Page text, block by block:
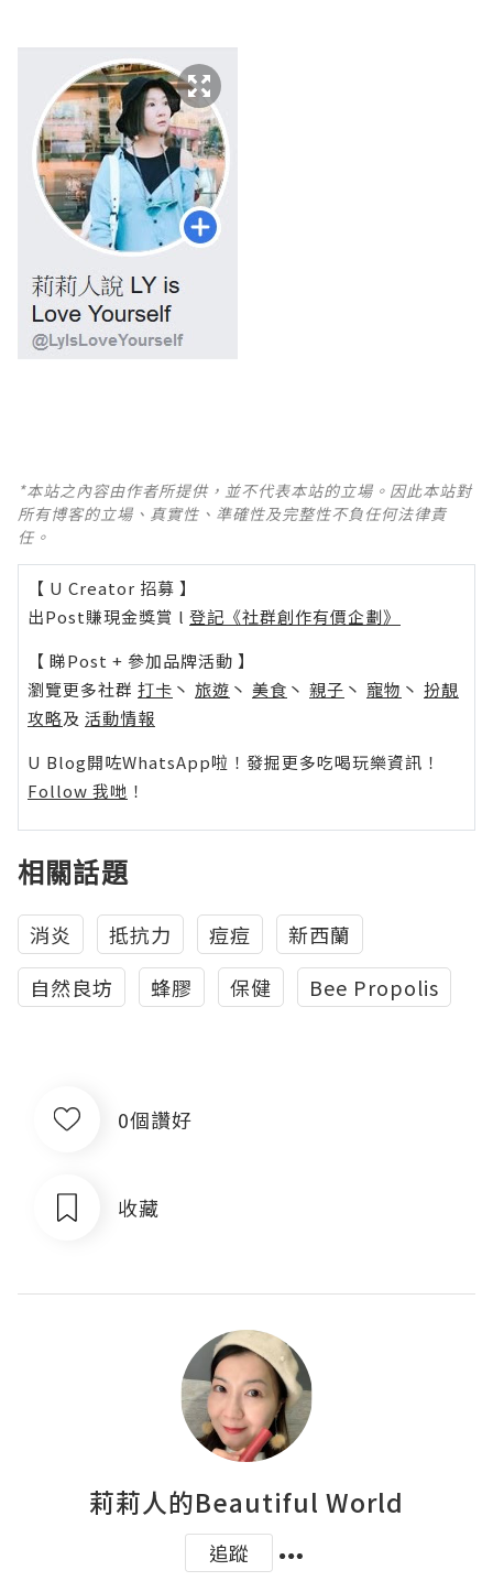
*本站之內容由作者所提供，並不代表本站的立場。因此本站對
所有博客的立場、真實性、準確性及完整性不負任何法律責
任。
【 U Creator 招募 】
出Post賺現金獎賞 l 登記《社群創作有價企劃》
【 睇Post + 參加品牌活動 】
瀏覽更多社群 打卡 丶 旅遊 丶 美食 丶 親子 丶 寵物 丶 扮靚
攻略及 活動情報
U Blog開咗WhatsApp啦！發掘更多吃喝玩樂資訊！
Follow 我哋 ！
相關話題
消炎 抵抗力 痘痘
新西蘭
自然良坊
蜂膠 保健 Bee Propolis
0個讚好
收藏
莉莉人的Beautiful World
追蹤